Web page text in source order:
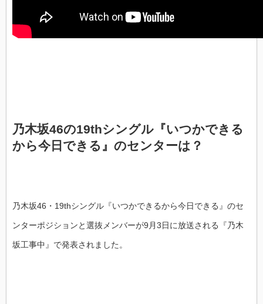
乃木坂46の19thシングル『いつかできる
から今日できる』のセンターは？
乃木坂46・19thシングル『いつかできるから今日できる』のセ
ンターポジションと選抜メンバーが9月3日に放送される『乃木
坂工事中』で発表されました。